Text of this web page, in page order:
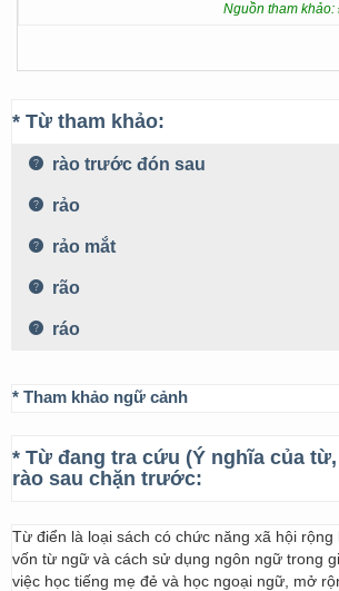
Nguồn tham
* Từ tham khảo:
rào trước đón sau
rảo
rảo mắt
rão
ráo
* Tham khảo ngữ cảnh
* Từ đang tra cứu (Ý nghĩa của
rào sau chặn trước:
Từ điển là loại sách có chức năng xã hội rộng
vốn từ ngữ và cách sử dụng ngôn ngữ trong
việc học tiếng mẹ đẻ và học ngoại ngữ, mở